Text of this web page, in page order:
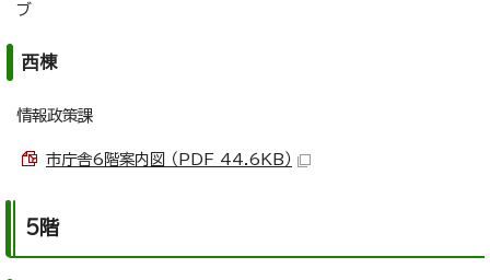
ブ
西棟
情報政策課
市庁舎6階案内図 （PDF 44.6KB）
5階